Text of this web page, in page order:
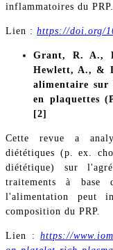
inflammatoires du PRP.
Lien : https://doi.org/
Grant, R. A.,
Hewlett, A., &
alimentaire sur
en plaquettes
[2]
Cette revue a
diététiques (p. ex.
diététique) sur
traitements à base
l'alimentation peut
composition du PRP.
Lien : https://